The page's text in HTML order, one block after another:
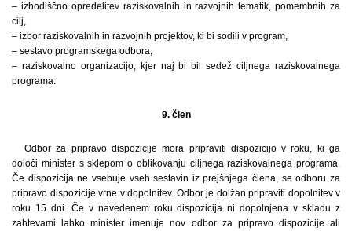
– izhodiščno opredelitev raziskovalnih in razvojnih tematik, pomembnih za
cilj,
– izbor raziskovalnih in razvojnih projektov, ki bi sodili v program,
– sestavo programskega odbora,
– raziskovalno organizacijo, kjer naj bi bil sedež ciljnega raziskovalnega
programa.
9. člen
Odbor za pripravo dispozicije mora pripraviti dispozicijo v roku, ki ga
določi minister s sklepom o oblikovanju ciljnega raziskovalnega programa.
Če dispozicija ne vsebuje vseh sestavin iz prejšnjega člena, se odboru za
pripravo dispozicije vrne v dopolnitev. Odbor je dolžan pripraviti dopolnitev v
roku 15 dni. Če v navedenem roku dispozicija ni dopolnjena v skladu z
zahtevami lahko minister imenuje nov odbor za pripravo dispozicije ali